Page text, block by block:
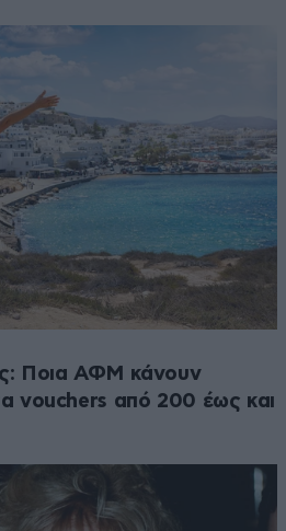
Ποια ΑΦΜ κάνουν
vouchers από 200 έως και